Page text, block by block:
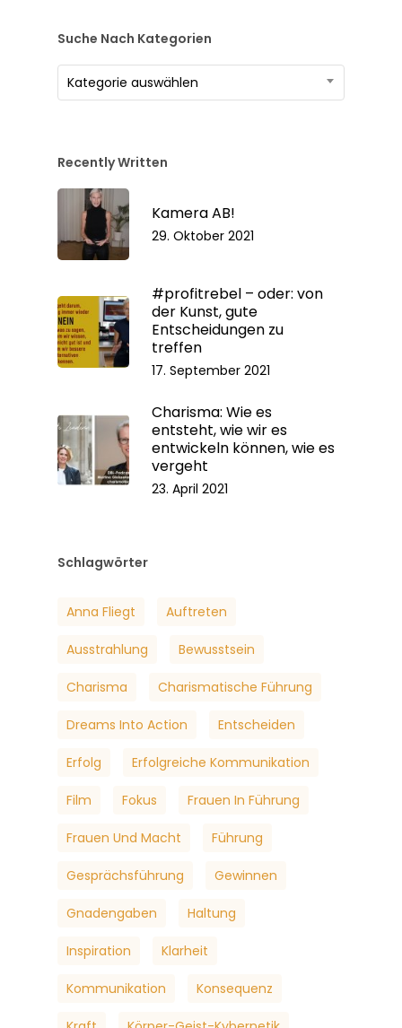
Suche Nach Kategorien
Suche
nach
Kategorie auswählen
Recently Written
Kamera AB!
29. Oktober 2021
#profitrebel – oder: von
der Kunst, gute
Entscheidungen zu
treffen
17. September 2021
Charisma: Wie es
entsteht, wie wir es
entwickeln können, wie es
vergeht
23. April 2021
Schlagwörter
Anna Fliegt Auftreten
Ausstrahlung Bewusstsein
Charisma Charismatische Führung
Dreams Into Action Entscheiden
Erfolg Erfolgreiche Kommunikation
Film Fokus Frauen In Führung
Frauen Und Macht Führung
Gesprächsführung Gewinnen
Gnadengaben Haltung
Inspiration Klarheit
Kommunikation Konsequenz